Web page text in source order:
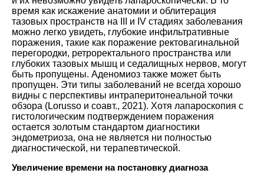
время как искажение анатомии и облитерация
тазовых пространств на III и IV стадиях заболевания
можно легко увидеть, глубокие инфильтративные
поражения, такие как поражение ректовагинальной
перегородки, ретроректального пространства или
глубоких тазовых мышц и седалищных нервов, могут
быть пропущены. Аденомиоз также может быть
пропущен. Эти типы заболеваний не всегда хорошо
видны с перспективы интраперитонеальной точки
обзора (Lorusso и соавт., 2021). Хотя лапароскопия с
гистологическим подтверждением поражения
остается золотым стандартом диагностики
эндометриоза, она не является ни полностью
диагностической, ни терапевтической.
Увеличение времени на постановку диагноза